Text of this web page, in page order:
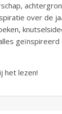
over de
het lezen!